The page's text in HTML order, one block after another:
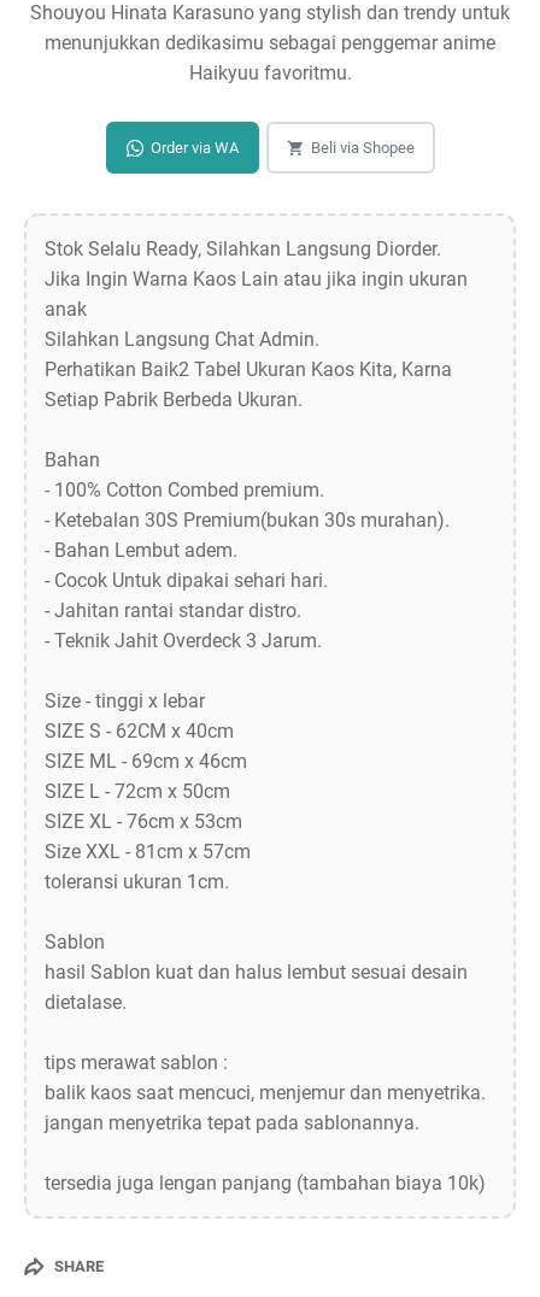
Shouyou Hinata Karasuno yang stylish dan trendy untuk
menunjukkan dedikasimu sebagai penggemar anime
Haikyuu favoritmu.
Order via WA Beli via Shopee
Stok Selalu Ready, Silahkan Langsung Diorder.
Jika Ingin Warna Kaos Lain atau jika ingin ukuran
anak
Silahkan Langsung Chat Admin.
Perhatikan Baik2 Tabel Ukuran Kaos Kita, Karna
Setiap Pabrik Berbeda Ukuran.
Bahan
- 100% Cotton Combed premium.
- Ketebalan 30S Premium(bukan 30s murahan).
- Bahan Lembut adem.
- Cocok Untuk dipakai sehari hari.
- Jahitan rantai standar distro.
- Teknik Jahit Overdeck 3 Jarum.
Size - tinggi x lebar
SIZE S - 62CM x 40cm
SIZE ML - 69cm x 46cm
SIZE L - 72cm x 50cm
SIZE XL - 76cm x 53cm
Size XXL - 81cm x 57cm
toleransi ukuran 1cm.
Sablon
hasil Sablon kuat dan halus lembut sesuai desain
dietalase.
tips merawat sablon :
balik kaos saat mencuci, menjemur dan menyetrika.
jangan menyetrika tepat pada sablonannya.
tersedia juga lengan panjang (tambahan biaya 10k)
SHARE